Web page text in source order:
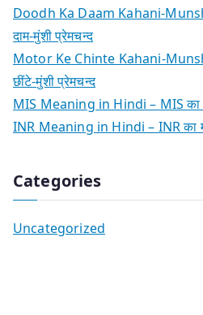
Doodh Ka Daam Kahani-
दाम-मुंशी प्रेमचन्द
Motor Ke Chinte Kahani-
छींटे-मुंशी प्रेमचन्द
MIS Meaning in Hindi – MIS का
INR Meaning in Hindi – INR का
Categories
Uncategorized